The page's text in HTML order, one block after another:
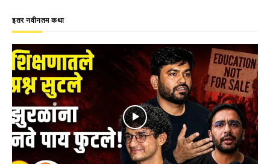
इतर नवीनतम कथा